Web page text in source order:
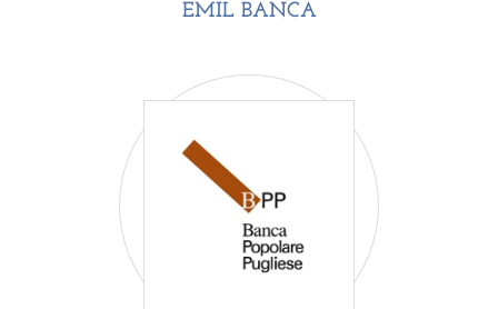
EMIL BANCA